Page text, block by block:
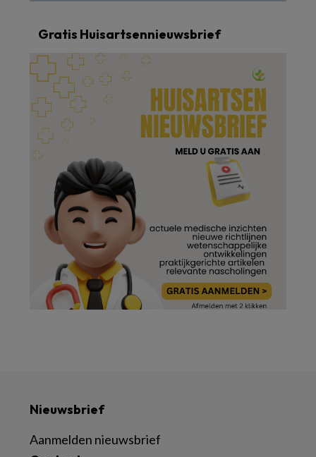
Gratis Huisartsennieuwsbrief
Nieuwsbrief
Aanmelden nieuwsbrief